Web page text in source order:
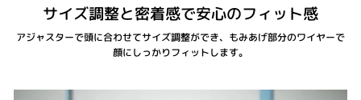
サイズ調整と密着感で安心のフィット感
アジャスターで頭に合わせてサイズ調整ができ、もみあげ部分のワイヤーで
顔にしっかりフィットします。